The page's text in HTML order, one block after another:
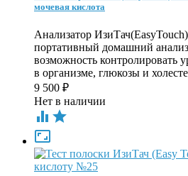
мочевая кислота
Анализатор
портативный домашний
возможность контролировать
в организме, глюкозы и
9 500 ₽
Нет в наличии
 
